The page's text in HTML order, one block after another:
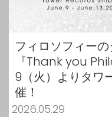
フィロソフィー
『Thank you
9（火）よりタワ
催！
2026.05.29